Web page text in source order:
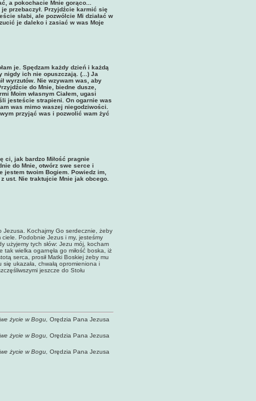
a pokochacie Mnie gorąco...
przebaczył. Przyjdźcie karmić się
słabi, ale pozwólcie Mi działać w
je daleko i zasiać w was Moje
je. Spędzam każdy dzień i każdą
nigdy ich nie opuszczają. (...) Ja
wyrzutów. Nie wzywam was, aby
do Mnie, biedne dusze,
Moim własnym Ciałem, ugasi
jesteście strapieni. On ogarnie was
was mimo waszej niegodziwości.
przyjąć was i pozwolić wam żyć
jak bardzo Miłość pragnie
do Mnie, otwórz swe serce i
twoim Bogiem. Powiedz im,
ust. Nie traktujcie Mnie jak obcego.
Kochajmy Go serdecznie, żeby
ciele. Podobnie Jezus i my, jesteśmy
użyjemy tych słów: Jezu mój, kocham
wielka ogarnęła go miłość boska, iż
serca, prosił Matki Boskiej żeby mu
ukazała, chwałą opromieniona i
jeszcze do Stołu
życie w Bogu, Orędzia Pana Jezusa
życie w Bogu, Orędzia Pana Jezusa
życie w Bogu, Orędzia Pana Jezusa